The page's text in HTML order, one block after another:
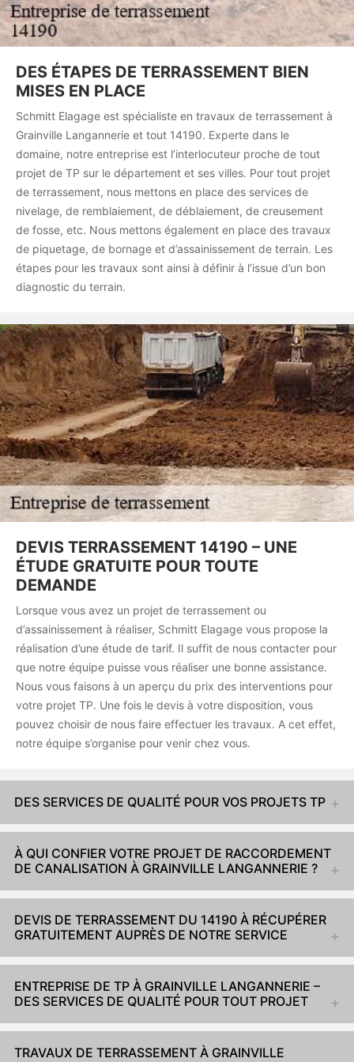
DES ÉTAPES DE TERRASSEMENT BIEN
MISES EN PLACE
Schmitt Elagage est spécialiste en travaux de terrassement à
Grainville Langannerie et tout 14190. Experte dans le
domaine, notre entreprise est l’interlocuteur proche de tout
projet de TP sur le département et ses villes. Pour tout projet
de terrassement, nous mettons en place des services de
nivelage, de remblaiement, de déblaiement, de creusement
de fosse, etc. Nous mettons également en place des travaux
de piquetage, de bornage et d’assainissement de terrain. Les
étapes pour les travaux sont ainsi à définir à l’issue d’un bon
diagnostic du terrain.
DEVIS TERRASSEMENT 14190 – UNE
ÉTUDE GRATUITE POUR TOUTE
DEMANDE
Lorsque vous avez un projet de terrassement ou
d’assainissement à réaliser, Schmitt Elagage vous propose la
réalisation d’une étude de tarif. Il suffit de nous contacter pour
que notre équipe puisse vous réaliser une bonne assistance.
Nous vous faisons à un aperçu du prix des interventions pour
votre projet TP. Une fois le devis à votre disposition, vous
pouvez choisir de nous faire effectuer les travaux. A cet effet,
notre équipe s’organise pour venir chez vous.
DES SERVICES DE QUALITÉ POUR VOS PROJETS TP
À QUI CONFIER VOTRE PROJET DE RACCORDEMENT
DE CANALISATION À GRAINVILLE LANGANNERIE ?
DEVIS DE TERRASSEMENT DU 14190 À RÉCUPÉRER
GRATUITEMENT AUPRÈS DE NOTRE SERVICE
ENTREPRISE DE TP À GRAINVILLE LANGANNERIE –
DES SERVICES DE QUALITÉ POUR TOUT PROJET
TRAVAUX DE TERRASSEMENT À GRAINVILLE